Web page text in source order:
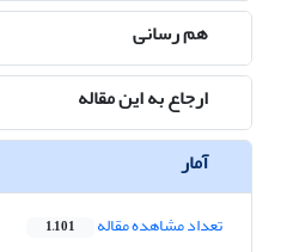
هم رسانی
ارجاع به این مقاله
آمار
تعداد مشاهده مقاله 1,101